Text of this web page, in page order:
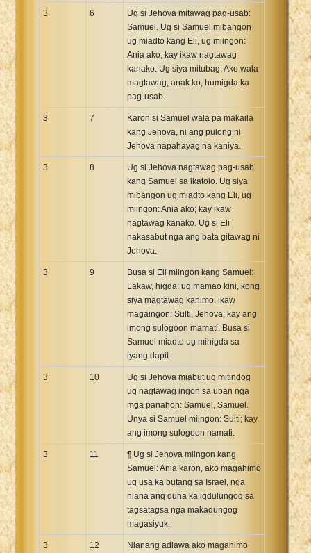
3 6
Ug si Jehova mitawag pag-usab:
Samuel. Ug si Samuel mibangon
ug miadto kang Eli, ug miingon:
Ania ako; kay ikaw nagtawag
kanako. Ug siya mitubag: Ako wala
magtawag, anak ko; humigda ka
pag-usab.
3 7
Karon si Samuel wala pa makaila
kang Jehova, ni ang pulong ni
Jehova napahayag na kaniya.
3 8
Ug si Jehova nagtawag pag-usab
kang Samuel sa ikatolo. Ug siya
mibangon ug miadto kang Eli, ug
miingon: Ania ako; kay ikaw
nagtawag kanako. Ug si Eli
nakasabut nga ang bata gitawag ni
Jehova.
3 9
Busa si Eli miingon kang Samuel:
Lakaw, higda: ug mamao kini, kong
siya magtawag kanimo, ikaw
magaingon: Sulti, Jehova; kay ang
imong sulogoon mamati. Busa si
Samuel miadto ug mihigda sa
iyang dapit.
3 10
Ug si Jehova miabut ug mitindog
ug nagtawag ingon sa uban nga
mga panahon: Samuel, Samuel.
Unya si Samuel miingon: Sulti; kay
ang imong sulogoon namati.
3 11
¶ Ug si Jehova miingon kang
Samuel: Ania karon, ako magahimo
ug usa ka butang sa Israel, nga
niana ang duha ka igdulungog sa
tagsatagsa nga makadungog
magasiyuk.
3 12
Nianang adlawa ako magahimo